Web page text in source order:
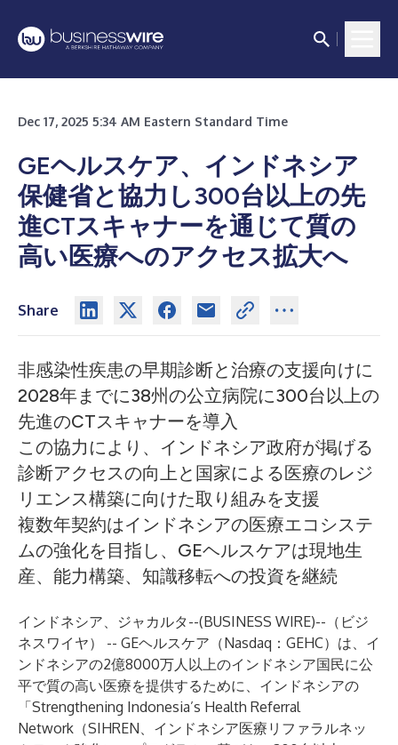
Dec 17, 2025 5:34 AM Eastern Standard Time
GEヘルスケア、インドネシア
保健省と協力し300台以上の先
進CTスキャナーを通じて質の
高い医療へのアクセス拡大へ
Share
非感染性疾患の早期診断と治療の支援向けに
2028年までに38州の公立病院に300台以上の
先進のCTスキャナーを導入
この協力により、インドネシア政府が掲げる
診断アクセスの向上と国家による医療のレジ
リエンス構築に向けた取り組みを支援
複数年契約はインドネシアの医療エコシステ
ムの強化を目指し、GEヘルスケアは現地生
産、能力構築、知識移転への投資を継続
インドネシア、ジャカルタ--(BUSINESS WIRE)-- （ビジ
ネスワイヤ） -- GEヘルスケア（Nasdaq：GEHC）は、イ
ンドネシアの2億8000万人以上のインドネシア国民に公
平で質の高い医療を提供するために、インドネシアの
「Strengthening Indonesia’s Health Referral
Network（SIHREN、インドネシア医療リファラルネッ